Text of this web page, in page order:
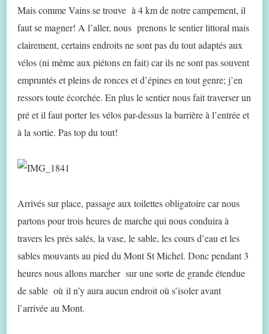
Mais comme Vains se trouve à 4 km de notre campement, il
faut se magner! A l’aller, nous prenons le sentier littoral mais
clairement, certains endroits ne sont pas du tout adaptés aux
vélos (ni même aux piétons en fait) car ils ne sont pas souvent
empruntés et pleins de ronces et d’épines en tout genre; j’en
ressors toute écorchée. En plus le sentier nous fait traverser un
pré et il faut porter les vélos par-dessus la barrière à l’entrée et
à la sortie. Pas top du tout!
Arrivés sur place, passage aux toilettes obligatoire car nous
partons pour trois heures de marche qui nous conduira à
travers les prés salés, la vase, le sable, les cours d’eau et les
sables mouvants au pied du Mont St Michel. Donc pendant 3
heures nous allons marcher sur une sorte de grande étendue
de sable où il n’y aura aucun endroit où s’isoler avant
l’arrivée au Mont.